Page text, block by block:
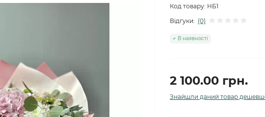
Код товару: НБ1
Відгуки: (0)
В наявності
2 100.00 грн.
Знайшли даний товар